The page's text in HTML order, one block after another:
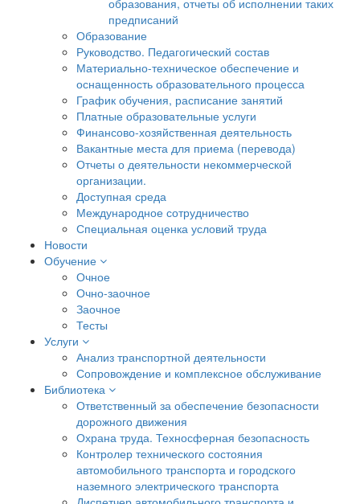
образования, отчеты об исполнении таких
предписаний
Образование
Руководство. Педагогический состав
Материально-техническое обеспечение и
оснащенность образовательного процесса
График обучения, расписание занятий
Платные образовательные услуги
Финансово-хозяйственная деятельность
Вакантные места для приема (перевода)
Отчеты о деятельности некоммерческой
организации.
Доступная среда
Международное сотрудничество
Специальная оценка условий труда
Новости
Обучение
Очное
Очно-заочное
Заочное
Тесты
Услуги
Анализ транспортной деятельности
Сопровождение и комплексное обслуживание
Библиотека
Ответственный за обеспечение безопасности
дорожного движения
Охрана труда. Техносферная безопасность
Контролер технического состояния
автомобильного транспорта и городского
наземного электрического транспорта